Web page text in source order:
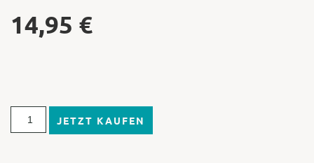
14,95 €
JETZT KAUFEN